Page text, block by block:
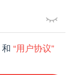
和“用户协议”